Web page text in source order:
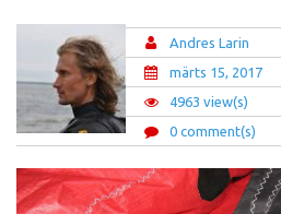
Andres Larin
märts 15, 2017
4963 view(s)
0 comment(s)